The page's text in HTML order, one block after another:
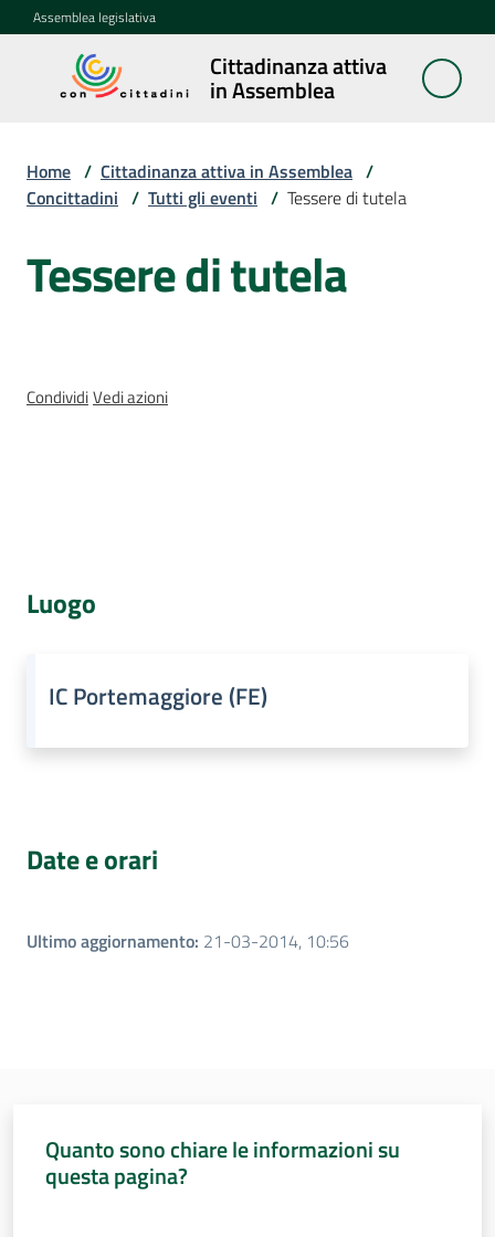
Vai al contenuto
Vai alla navigazione
Vai al footer
Assemblea legislativa
Cittadinanza attiva
in Assemblea
Cittadinanza
attiva in
Porte
Assemblea
Argomenti
Home / Cittadinanza attiva in Assemblea /
Concittadini / Tutti gli eventi / Tessere di tutela
Salta al contenuto
Tessere di tutela
CondividiVedi azioni
Luogo
IC Portemaggiore (FE)
Date e orari
Ultimo aggiornamento: 21-03-2014, 10:56
Quanto sono chiare le informazioni su
questa pagina?